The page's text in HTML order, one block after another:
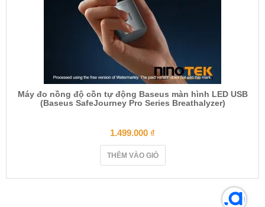
Máy đo nồng độ cồn tự động Baseus màn hình LED USB
(Baseus SafeJourney Pro Series Breathalyzer)
1.499.000 ₫
THÊM VÀO GIỎ